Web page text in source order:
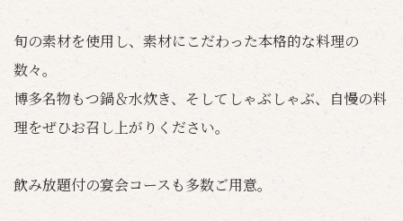
旬の素材を使用し、素材にこだわった本格的な料理の
数々。
博多名物もつ鍋＆水炊き、そしてしゃぶしゃぶ、自慢の料
理をぜひお召し上がりください。
飲み放題付の宴会コースも多数ご用意。